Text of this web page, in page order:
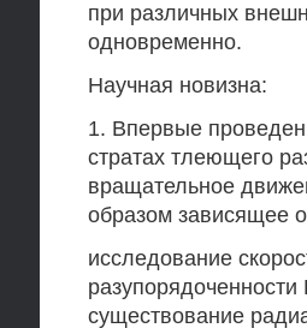
при различных
одновременно.
Научная новизна:
1. Впервые
стратах тлеющего
вращательное
образом зависящее
исследование
существование